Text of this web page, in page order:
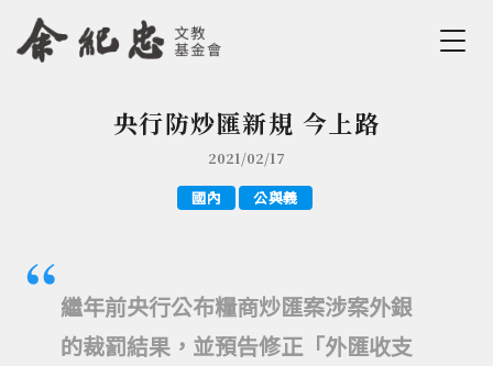
Jump to Navigation
Jump to Main content
央行防炒匯新規 今上路
2021/02/17
國內 公與義
繼年前央行公布糧商炒匯案涉案外銀
的裁罰結果，並預告修正「外匯收支